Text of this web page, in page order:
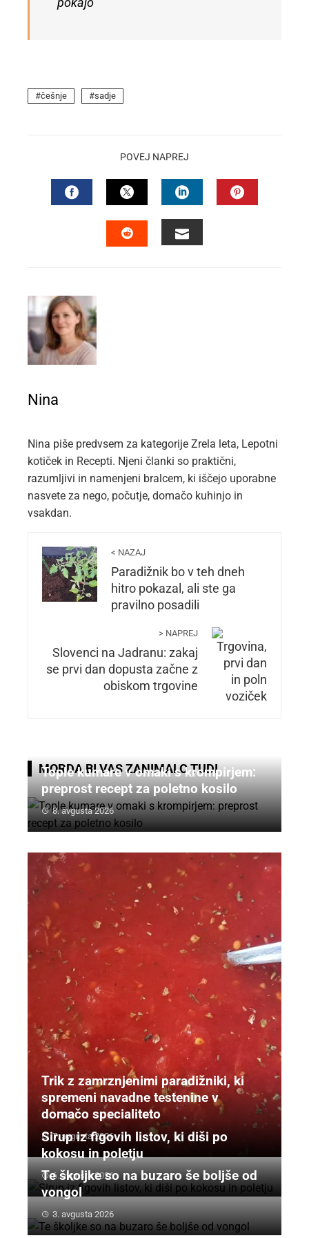
pokajo
češnje sadje
POVEJ NAPREJ
FACEBOOKTWITTERLINKEDIN
Nina
Nina piše predvsem za kategorije Zrela leta, Lepotni
kotiček in Recepti. Njeni članki so praktični,
razumljivi in namenjeni bralcem, ki iščejo uporabne
nasvete za nego, počutje, domačo kuhinjo in
vsakdan.
< NAZAJ
Paradižnik bo v teh dneh
hitro pokazal, ali ste ga
pravilno posadili
> NAPREJ
Slovenci na Jadranu: zakaj
se prvi dan dopusta začne z
obiskom trgovine
MORDA BI VAS ZANIMALO TUDI
Tople kumare v omaki s krompirjem:
preprost recept za poletno kosilo
8. avgusta 2026
Trik z zamrznjenimi paradižniki, ki
spremeni navadne testenine v
domačo specialiteto
7. avgusta 2026
Sirup iz figovih listov, ki diši po
kokosu in poletju
6. avgusta 2026
Te školjke so na buzaro še boljše od
vongol
3. avgusta 2026